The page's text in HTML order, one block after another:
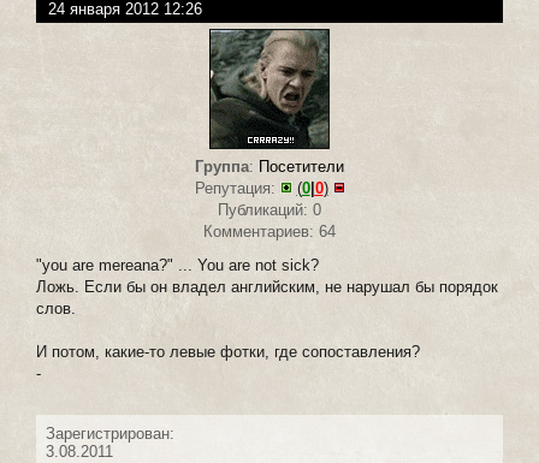
24 января 2012 12:26
Группа: Посетители
Репутация:
(0| 0)
Публикаций: 0
Комментариев: 64
"you are mereana?" ... You are not sick?
Ложь. Если бы он владел английским, не нарушал бы порядок
слов.
И потом, какие-то левые фотки, где сопоставления?
-
Зарегистрирован:
3.08.2011